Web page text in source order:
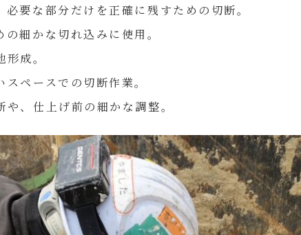
要な部分だけを正確に残すための切断。
細かな切れ込みに使用。
成。
ペースでの切断作業。
、仕上げ前の細かな調整。